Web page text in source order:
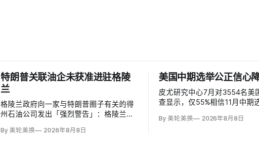
特朗普关联油企未获准进驻格陵
兰
格陵兰政府向一家与特朗普圈子有关的得
州石油公司发出「强烈警告」：格陵兰能
便把勘探设备运抵东海岸詹姆森地。该公
By 美轮美换 2026年8月8日
美国中期选举公正信心
皮尤研究中心7月对3554名美
查显示，仅55%相信11月中期
64%和2020年的59%。与过去
By 美轮美换 2026年8月8日